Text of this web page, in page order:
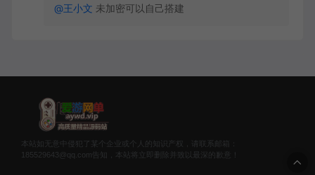
@王小文 未加密可以自己搭建
本站如无意中侵犯了某个企业或个人的知识产权，请联系邮箱：
185529643@qq.com告知，本站将立即删除并致以最深的歉意！